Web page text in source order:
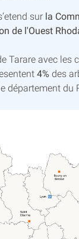
sur la
de l'Ouest
Tarare avec les
4% des
département du